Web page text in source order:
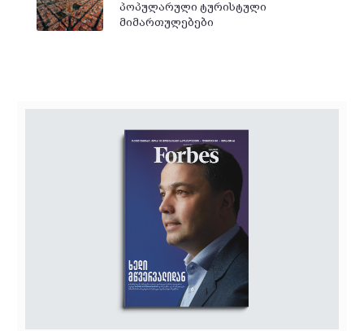
პოპულარული ტურისტული
მიმართულებები